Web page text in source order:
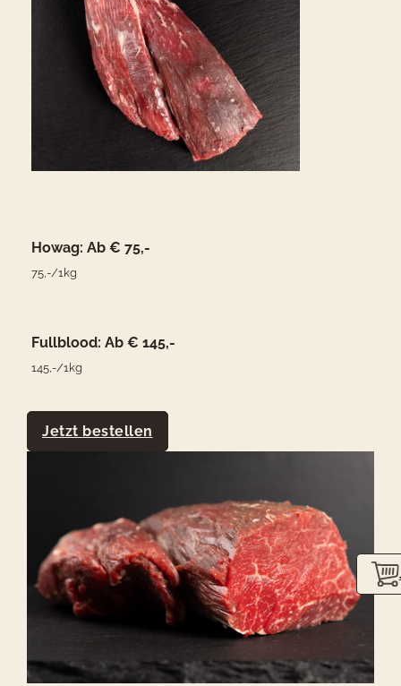
Howag: Ab € 75,-
75,-/1kg
Fullblood: Ab € 145,-
145,-/1kg
Jetzt bestellen